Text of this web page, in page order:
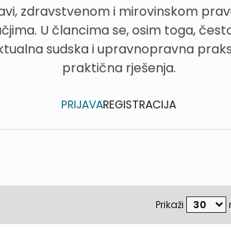
zdravstvenom i mirovinskom
U člancima se, osim toga,
sudska i upravnopravna
praktična rješenja.
PRIJAVAREGISTRACIJA
Prikaži